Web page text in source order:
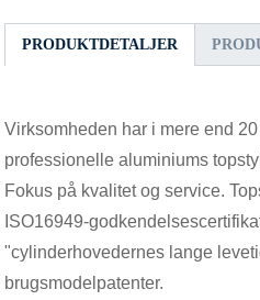
PRODUKTDETALJER
Virksomheden har i mere end
professionelle aluminiums
Fokus på kvalitet og service.
ISO16949-
"cylinderhovedernes lange
brugsmodelpatenter.